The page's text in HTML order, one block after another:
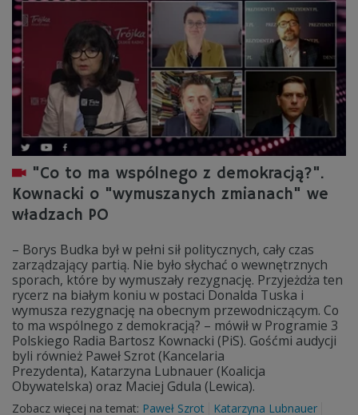
"Co to ma wspólnego z demokracją?".
Kownacki o "wymuszanych zmianach" we
władzach PO
– Borys Budka był w pełni sił politycznych, cały czas
zarządzający partią. Nie było słychać o wewnętrznych
sporach, które by wymuszały rezygnację. Przyjeżdża ten
rycerz na białym koniu w postaci Donalda Tuska i
wymusza rezygnację na obecnym przewodniczącym. Co
to ma wspólnego z demokracją? – mówił w Programie 3
Polskiego Radia Bartosz Kownacki (PiS). Gośćmi audycji
byli również Paweł Szrot (Kancelaria
Prezydenta), Katarzyna Lubnauer (Koalicja
Obywatelska) oraz Maciej Gdula (Lewica).
Zobacz więcej na temat: Paweł Szrot
Katarzyna Lubnauer